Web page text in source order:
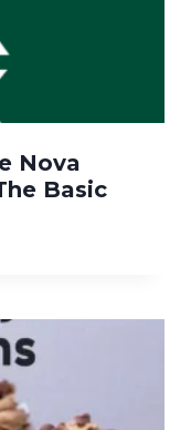
Nova
Basic